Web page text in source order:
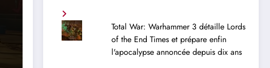
Total War: Warhammer 3 détaille Lords
of the End Times et prépare enfin
l'apocalypse annoncée depuis dix ans